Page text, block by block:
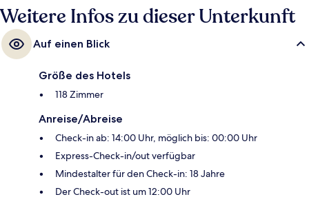
Weitere Infos zu dieser Unterkunft
Auf einen Blick
Größe des Hotels
118 Zimmer
Anreise/Abreise
Check-in ab: 14:00 Uhr, möglich bis: 00:00 Uhr
Express-Check-in/out verfügbar
Mindestalter für den Check-in: 18 Jahre
Der Check-out ist um 12:00 Uhr